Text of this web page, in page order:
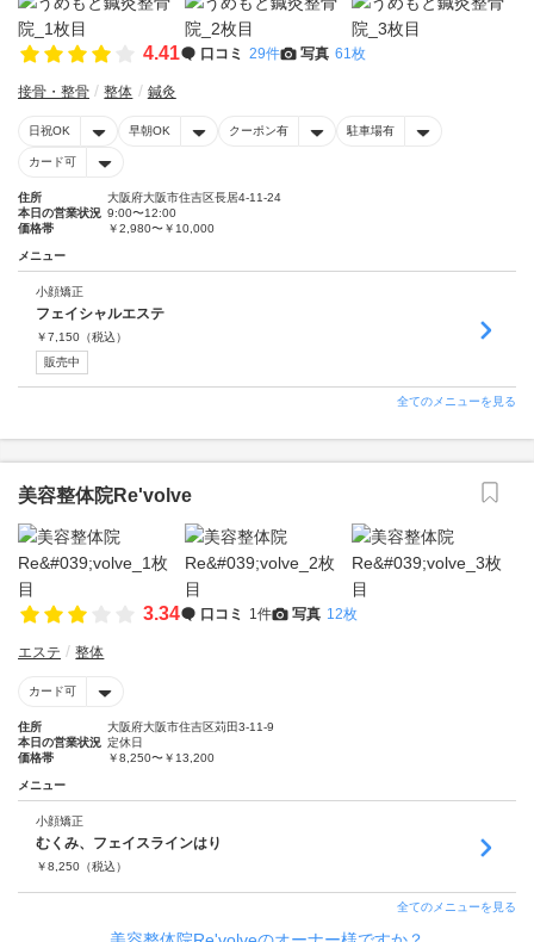
4.41 口コミ 29件 写真 61枚
接骨・整骨 整体 鍼灸
日祝OK 早朝OK クーポン有 駐車場有
カード可
住所
大阪府大阪市住吉区長居4-11-24
本日の営業状況 9:00〜12:00
価格帯
￥2,980〜￥10,000
メニュー
小顔矯正
フェイシャルエステ
￥7,150 （税込）
販売中
全てのメニューを見る
美容整体院Re'volve
3.34 口コミ 1件 写真 12枚
エステ 整体
カード可
住所
大阪府大阪市住吉区苅田3-11-9
本日の営業状況 定休日
価格帯
￥8,250〜￥13,200
メニュー
小顔矯正
むくみ、フェイスラインはり
￥8,250 （税込）
全てのメニューを見る